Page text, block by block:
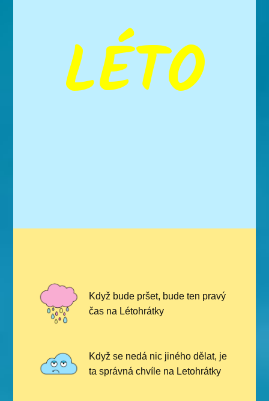
LÉTO
Když bude pršet, bude ten pravý
čas na Létohrátky
Když se nedá nic jiného dělat, je
ta správná chvíle na Letohrátky